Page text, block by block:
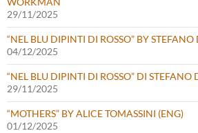
29/11/2025
“NEL BLU DIPINTI DI ROSSO” BY
04/12/2025
“NEL BLU DIPINTI DI ROSSO” DI STEFANO
29/11/2025
“MOTHERS” BY ALICE TOMASSINI (ENG)
01/12/2025